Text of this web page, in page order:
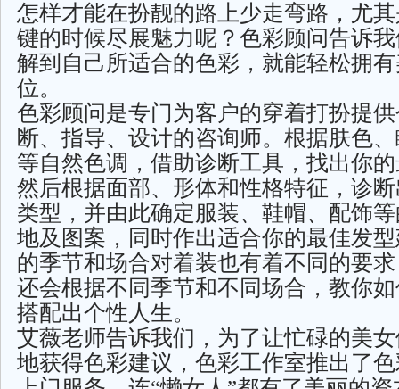
怎样才能在扮靓的路上少走弯路，尤
键的时候尽展魅力呢？色彩顾问告诉
解到自己所适合的色彩，就能轻松拥
位。
色彩顾问是专门为客户的穿着打扮提
断、指导、设计的咨询师。根据肤色
等自然色调，借助诊断工具，找出你
然后根据面部、形体和性格特征，诊
类型，并由此确定服装、鞋帽、配饰
地及图案，同时作出适合你的最佳发
的季节和场合对着装也有着不同的要
还会根据不同季节和不同场合，教你
搭配出个性人生。
艾薇老师告诉我们，为了让忙碌的美
地获得色彩建议，色彩工作室推出了